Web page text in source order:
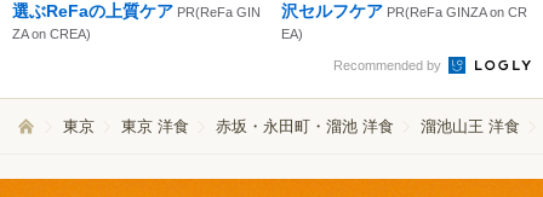
選ぶReFaの上質ケア PR(ReFa GIN
ZA on CREA)
沢セルフケア PR(ReFa GINZA on CR
EA)
Recommended by
東京 東京 洋食 赤坂・永田町・溜池 洋食 溜池山王 洋食